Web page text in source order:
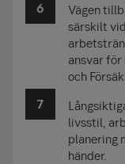
Vägen
särskilt
ansvar
och
livsstil,
planering
händer.